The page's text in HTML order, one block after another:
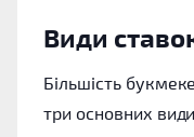
Види
Більшість
три основних